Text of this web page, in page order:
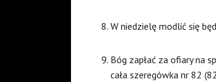
W niedzielę modlić się
Bóg zapłać za ofiary na
cała szeregówka nr 82